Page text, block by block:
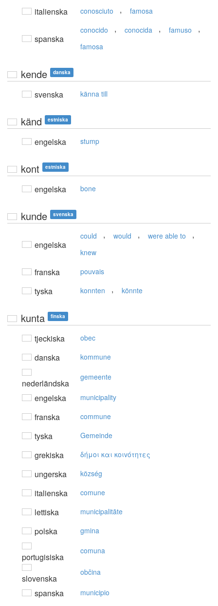
italienska conosciuto , famosa
spanska
conocido , conocida , famuso ,
famosa
kende danska
svenska känna till
känd estniska
engelska stump
kont estniska
engelska bone
kunde svenska
engelska
could , would , were able to ,
knew
franska pouvais
tyska konnten , könnte
kunta finska
tjeckiska obec
danska kommune
nederländska
gemeente
engelska municipality
franska commune
tyska Gemeinde
grekiska δήμoι και κoιvότητες
ungerska község
italienska comune
lettiska municipalitāte
polska gmina
portugisiska
comuna
slovenska
občina
spanska municipio